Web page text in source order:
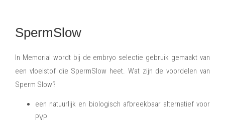
SpermSlow
In Memorial wordt bij de embryo selectie gebruik gemaakt van
een vloeistof die SpermSlow heet. Wat zijn de voordelen van
Sperm Slow?
een natuurlijk en biologisch afbreekbaar alternatief voor
PVP